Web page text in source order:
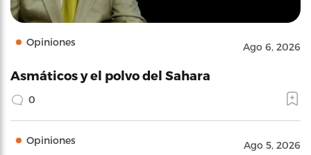
Opiniones Ago 6, 2026
Asmáticos y el polvo del Sahara
0
Opiniones Ago 5, 2026